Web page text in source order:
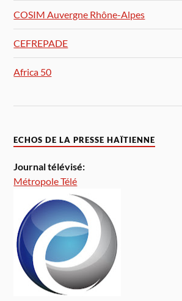
COSIM Auvergne Rhône-Alpes
CEFREPADE
Africa 50
ECHOS DE LA PRESSE HAÏTIENNE
Journal télévisé:
Métropole Télé